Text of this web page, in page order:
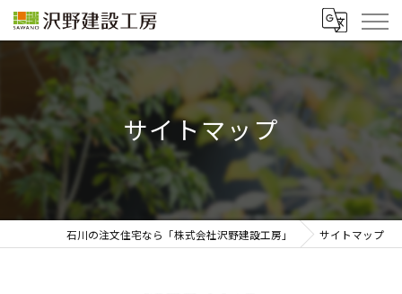
サイトマップ
石川の注文住宅なら「株式会社沢野建設工房」 サイトマップ